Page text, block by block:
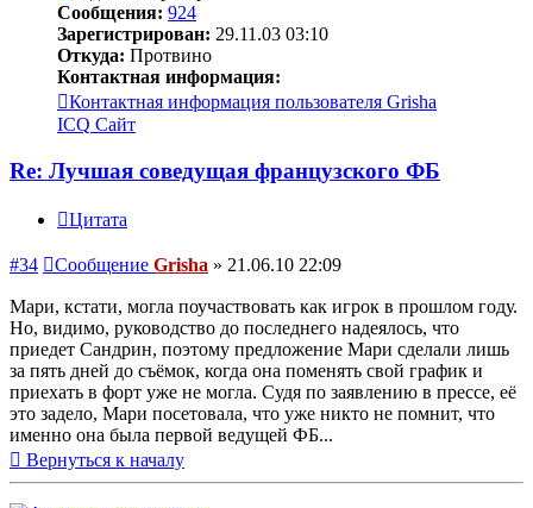
Сообщения: 924
Зарегистрирован: 29.11.03 03:10
Откуда: Протвино
Контактная информация:
Контактная информация пользователя Grisha
ICQ Сайт
Re: Лучшая соведущая французского ФБ
Цитата
#34 Сообщение Grisha » 21.06.10 22:09
Мари, кстати, могла поучаствовать как игрок в прошлом году.
Но, видимо, руководство до последнего надеялось, что
приедет Сандрин, поэтому предложение Мари сделали лишь
за пять дней до съёмок, когда она поменять свой график и
приехать в форт уже не могла. Судя по заявлению в прессе, её
это задело, Мари посетовала, что уже никто не помнит, что
именно она была первой ведущей ФБ...
Вернуться к началу